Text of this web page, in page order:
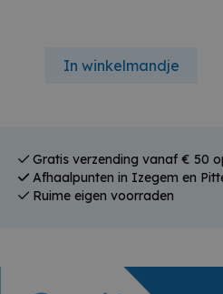
In winkelmandje
Gratis verzending vanaf € 50
Afhaalpunten in Izegem en
Ruime eigen voorraden